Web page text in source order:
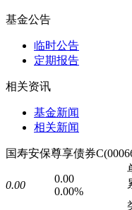
基金公告
临时公告
定期报告
相关资讯
基金新闻
相关新闻
国寿安保尊享债券
0.00
0.00
0.00%